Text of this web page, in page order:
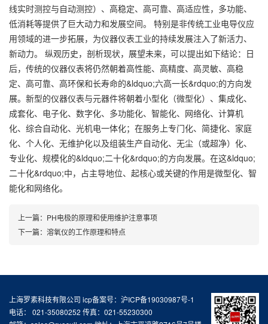
线实时测控与自动测控）、高稳定、高可靠、高适应性，多功能、
低消耗等提供了巨大动力和发展空间。 特别是非传统工业电导仪应
用领域的进一步拓展，为仪器仪表工业的持续发展注入了新活力、
新动力。 纵观历史，剖析现状，展望未来，可以提出如下结论：日
后，传统的仪器仪表将仍然朝着高性能、高精度、高灵敏、高稳
定、高可靠、高环保和长寿命的&ldquo;六高一长&rdquo;的方向发
展。新型的仪器仪表与元器件将朝着小型化（微型化）、集成化、
成套化、电子化、数字化、多功能化、智能化、网络化、计算机
化、综合自动化、光机电一体化；在服务上专门化、简捷化、家庭
化、个人化、无维护化以及组装生产自动化、无尘（或超净）化、
专业化、规模化的&ldquo;二十化&rdquo;的方向发展。在这&ldquo;
二十化&rdquo;中，占主导地位、起核心或关键的作用是微型化、智
能化和网络化。
上一篇： PH电极的原理和使用维护注意事项
下一篇： 溶氧仪的工作原理和特点
上海罗素科技有限公司 icp备案号： 沪ICP备19030987号-1
电话： 021-35080252 传真：021-55230300